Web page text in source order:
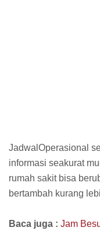
JadwalOperasional
informasi seakurat
rumah sakit bisa
bertambah kurang
Baca juga : Jam